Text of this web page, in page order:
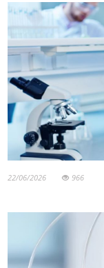
22/06/2026 966